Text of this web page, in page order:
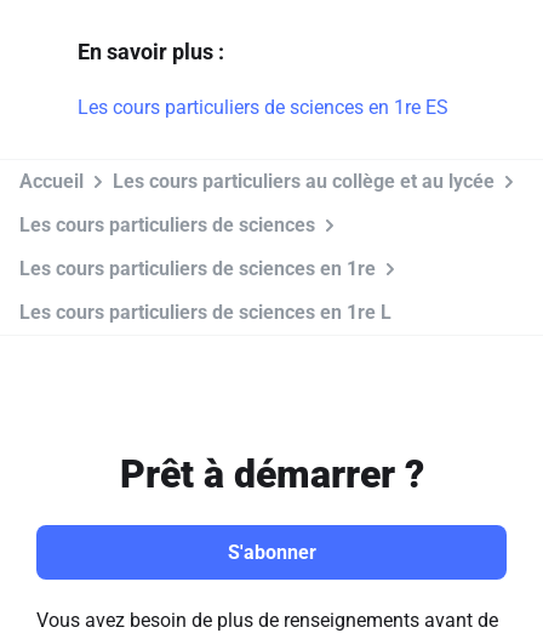
En savoir plus :
Les cours particuliers de sciences en 1re ES
Accueil
Les cours particuliers au collège et au lycée
Les cours particuliers de sciences
Les cours particuliers de sciences en 1re
Les cours particuliers de sciences en 1re L
Prêt à démarrer ?
S'abonner
Vous avez besoin de plus de renseignements avant de